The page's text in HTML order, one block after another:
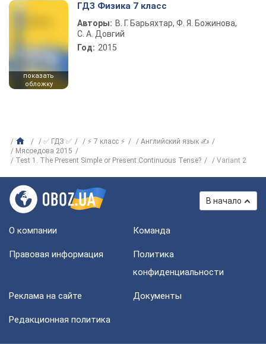
показать
обложку
ГДЗ Физика 7 класс
Авторы: В. Г. Барьяхтар, Ф. Я. Божинова,
С. А. Довгий
Год: 2015
✅ ГДЗ ✅ ⚡ 7 класс ⚡
Английский язык ✍
Мясоедова 2015
Test 1. The Present Simple or Present Continuous Tense?
Variant 2
В начало
О компании Команда
Правовая информация
Политика
конфиденциальности
Реклама на сайте Документы
Редакционная политика